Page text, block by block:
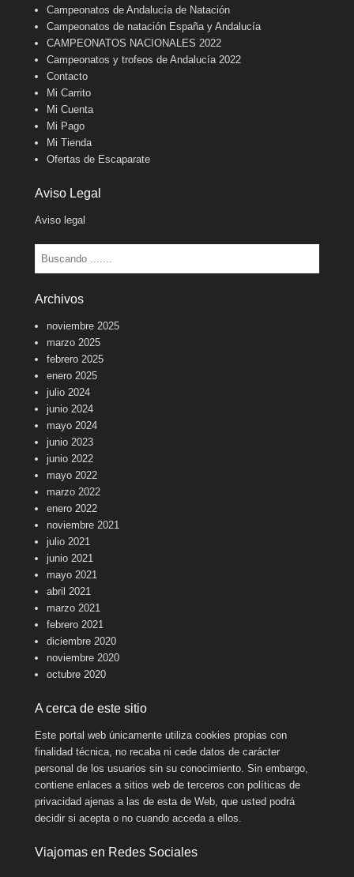
Campeonatos de Andalucía de Natación
Campeonatos de natación España y Andalucía
CAMPEONATOS NACIONALES 2022
Campeonatos y trofeos de Andalucía 2022
Contacto
Mi Carrito
Mi Cuenta
Mi Pago
Mi Tienda
Ofertas de Escaparate
Aviso Legal
Aviso legal
Buscar
Archivos
noviembre 2025
marzo 2025
febrero 2025
enero 2025
julio 2024
junio 2024
mayo 2024
junio 2023
junio 2022
mayo 2022
marzo 2022
enero 2022
noviembre 2021
julio 2021
junio 2021
mayo 2021
abril 2021
marzo 2021
febrero 2021
diciembre 2020
noviembre 2020
octubre 2020
A cerca de este sitio
Este portal web únicamente utiliza cookies propias con
finalidad técnica, no recaba ni cede datos de carácter
personal de los usuarios sin su conocimiento. Sin embargo,
contiene enlaces a sitios web de terceros con políticas de
privacidad ajenas a las de esta de Web, que usted podrá
decidir si acepta o no cuando acceda a ellos.
Viajomas en Redes Sociales